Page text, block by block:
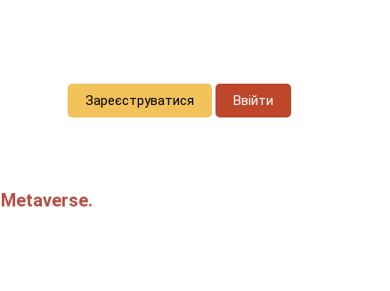
Зареєструватися Ввійти